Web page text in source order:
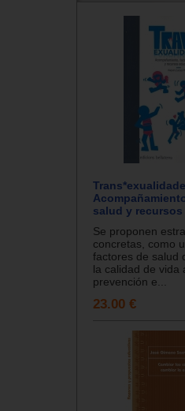
salud y
Se proponen
concretas, como
factores de salud
la calidad de vida
prevención e...
23.00 €